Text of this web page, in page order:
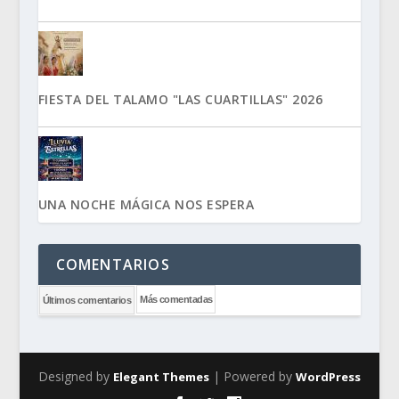
FIESTA DEL TALAMO "LAS CUARTILLAS" 2026
UNA NOCHE MÁGICA NOS ESPERA
COMENTARIOS
Últimos comentarios Más comentadas
Designed by Elegant Themes| Powered by WordPress